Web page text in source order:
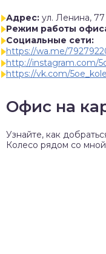
Адрес: ул. Ленина, 77
Режим работы
Социальные сети:
https://wa.me/
http://instagram.com/
https://vk.com/
Офис на
Узнайте, как
Колесо рядом со